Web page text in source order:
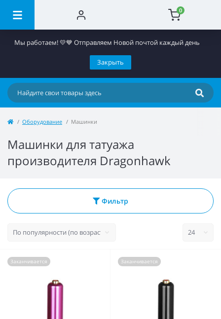
0
Мы работаем! 💛💙 Отправляем Новой почтой каждый день
Закрыть
Оборудование Машинки
Машинки для татуажа
производителя Dragonhawk
Фильтр
Заканчивается Заканчивается